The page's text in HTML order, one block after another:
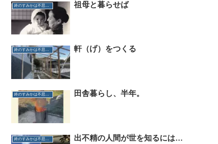
終のすみかは不思議だらけ 祖母と暮らせば
終のすみかは不思議だらけ 軒（げ）をつくる
終のすみかは不思議だらけ 田舎暮らし、半年。
出不精の人間が世を知るには…